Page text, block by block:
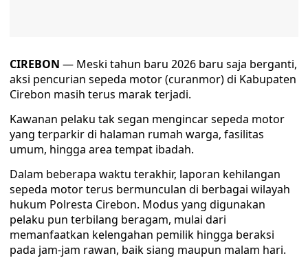
CIREBON — Meski tahun baru 2026 baru saja berganti,
aksi pencurian sepeda motor (curanmor) di Kabupaten
Cirebon masih terus marak terjadi.
Kawanan pelaku tak segan mengincar sepeda motor
yang terparkir di halaman rumah warga, fasilitas
umum, hingga area tempat ibadah.
Dalam beberapa waktu terakhir, laporan kehilangan
sepeda motor terus bermunculan di berbagai wilayah
hukum Polresta Cirebon. Modus yang digunakan
pelaku pun terbilang beragam, mulai dari
memanfaatkan kelengahan pemilik hingga beraksi
pada jam-jam rawan, baik siang maupun malam hari.